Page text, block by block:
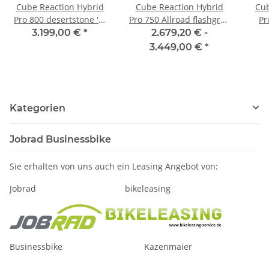
Cube Reaction Hybrid
Pro 800 desertstone 'n'
driedherbs
3.199,00 € *
Cube Reaction Hybrid
Pro 750 Allroad flashgrey
´n´green
2.679,20 € -
3.449,00 € *
Kategorien
Jobrad Businessbike
Sie erhalten von uns auch ein Leasing Angebot von:
Jobrad bikeleasing
Businessbike Kazenmaier